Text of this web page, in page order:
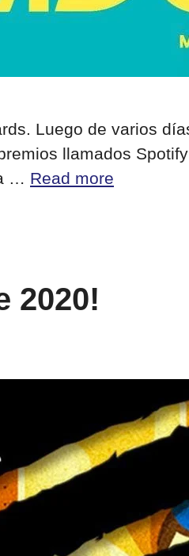
Luego de varios
llamados
… Read more
2020!